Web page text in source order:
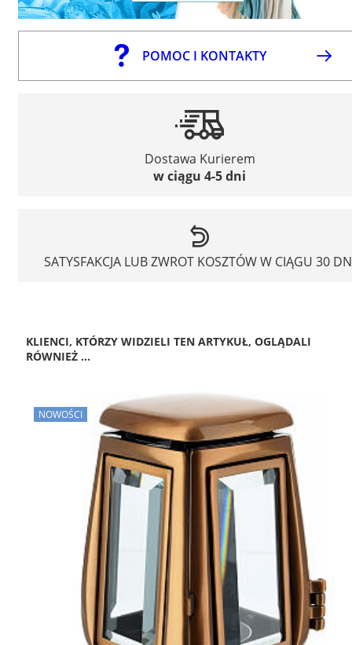
POMOC I KONTAKTY
Dostawa Kurierem
w ciągu 4-5 dni
SATYSFAKCJA LUB ZWROT KOSZTÓW W CIĄGU 30
KLIENCI, KTÓRZY WIDZIELI TEN ARTYKUŁ, OGLĄDALI
RÓWNIEŻ ...
NOWOŚCI